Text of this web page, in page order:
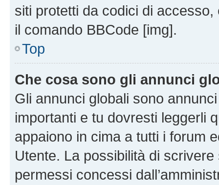
siti protetti da codici di
il comando BBCode [img].
Top
Che cosa sono gli annunci
Gli annunci globali sono
importanti e tu dovresti leggerli
appaiono in cima a tutti i forum
Utente. La possibilità di
permessi concessi